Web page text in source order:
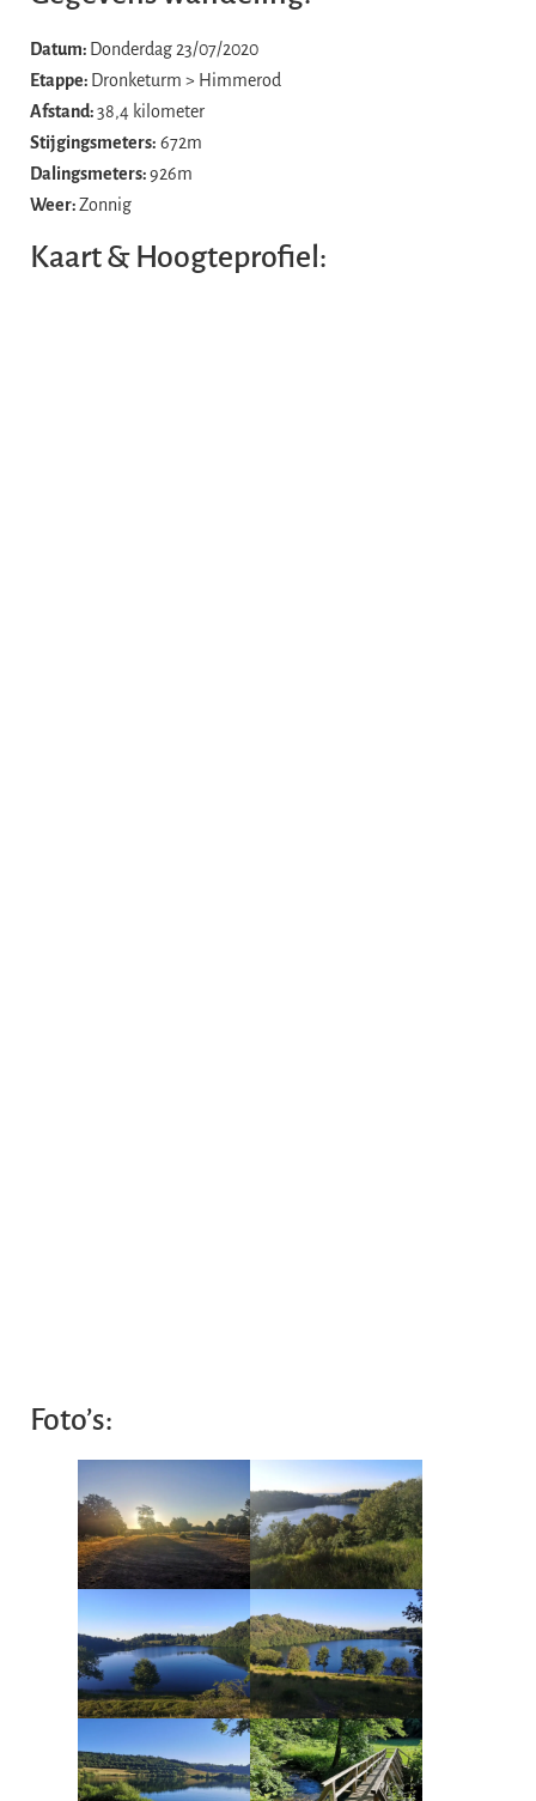
Datum: Donderdag 23/07/2020
Etappe: Dronketurm > Himmerod
Afstand:38,4 kilometer
Stijgingsmeters: 672m
Dalingsmeters:926m
Weer:Zonnig
Kaart & Hoogteprofiel:
Foto’s: